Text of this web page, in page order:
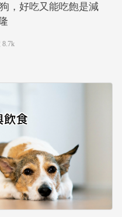
，好吃又能吃飽是減
8.7k